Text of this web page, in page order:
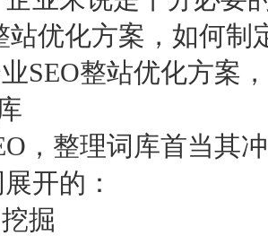
站优化方案，如何制
SEO整站优化方案
，整理词库首当其
开的：
掘